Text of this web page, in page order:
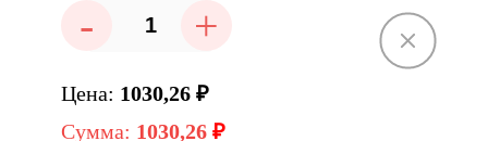
- +
Цена: 1030,26 ₽
Сумма: 1030,26 ₽